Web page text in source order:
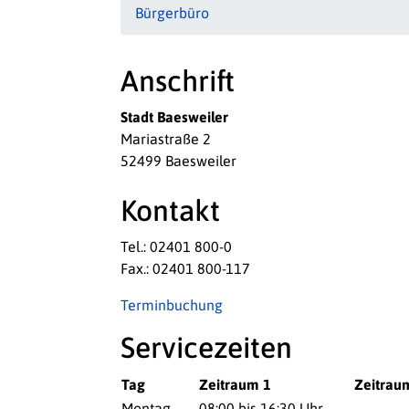
Bürgerbüro
Anschrift
Stadt Baesweiler
Mariastraße 2
52499 Baesweiler
Kontakt
Tel.: 02401 800-0
Fax.: 02401 800-117
Terminbuchung
Servicezeiten
Tag Zeitraum 1